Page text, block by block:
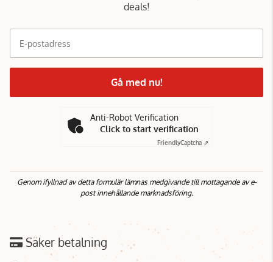
deals!
E-postadress
Gå med nu!
Anti-Robot Verification
Click to start verification
FriendlyCaptcha ⇗
Genom ifyllnad av detta formulär lämnas medgivande till mottagande av e-
post innehållande marknadsföring.
Säker betalning